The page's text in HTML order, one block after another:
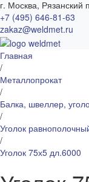
г. Москва, Рязанский
+7 (495) 646-81-63
zakaz@weldmet.ru
Главная
/
Металлопрокат
/
Балка, швеллер,
/
Уголок
/
Уголок 75х5 дл.6000